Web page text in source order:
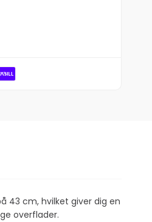
43 cm, hvilket giver dig en
overflader.